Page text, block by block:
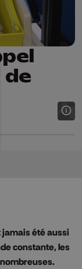
jamais été aussi
constante, les